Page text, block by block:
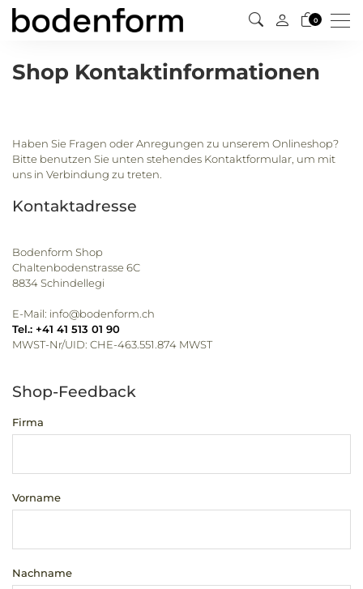
0
Shop Kontaktinformationen
Haben Sie Fragen oder Anregungen zu unserem Onlineshop?
Bitte benutzen Sie unten stehendes Kontaktformular, um mit
uns in Verbindung zu treten.
Kontaktadresse
Bodenform Shop
Chaltenbodenstrasse 6C
8834 Schindellegi
E-Mail: info@bodenform.ch
Tel.: +41 41 513 01 90
MWST-Nr/UID: CHE-463.551.874 MWST
Shop-Feedback
Firma
Vorname
Nachname